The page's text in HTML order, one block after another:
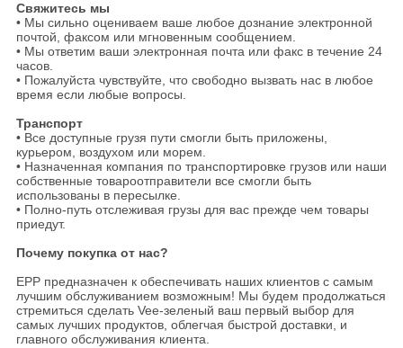
Свяжитесь мы
• Мы сильно оцениваем ваше любое дознание электронной
почтой, факсом или мгновенным сообщением.
• Мы ответим ваши электронная почта или факс в течение 24
часов.
• Пожалуйста чувствуйте, что свободно вызвать нас в любое
время если любые вопросы.
Транспорт
• Все доступные грузя пути смогли быть приложены,
курьером, воздухом или морем.
• Назначенная компания по транспортировке грузов или наши
собственные товароотправители все смогли быть
использованы в пересылке.
• Полно-путь отслеживая грузы для вас прежде чем товары
приедут.
Почему покупка от нас?
EPP предназначен к обеспечивать наших клиентов с самым
лучшим обслуживанием возможным! Мы будем продолжаться
стремиться сделать Vee-зеленый ваш первый выбор для
самых лучших продуктов, облегчая быстрой доставки, и
главного обслуживания клиента.